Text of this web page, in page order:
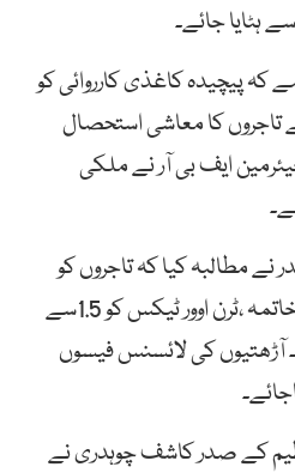
ہٹایا جائے۔
پیچیدہ کاغذی کارروائی کو
تاجروں کا معاشی استحصال
ایف بی آر نے ملکی
مطالبہ کیا کہ تاجروں کو
ودہولڈنگ ایجنٹ بنانے کا خاتمہ ،ٹرن اوور ٹیکس کو 1.5سے
کرے۔ آڑھتیوں کی لائسنس فیسوں
کے صدر کاشف چوہدری نے